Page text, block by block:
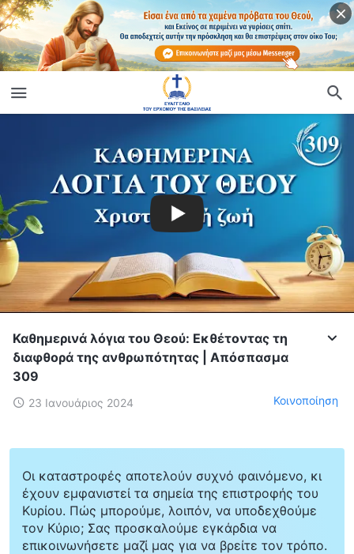
Καθημερινά λόγια του Θεού: Εκθέτοντας τη
διαφθορά της ανθρωπότητας | Απόσπασμα
309
23 Ιανουάριος 2024 Κοινοποίηση
Οι καταστροφές αποτελούν συχνό φαινόμενο, κι
έχουν εμφανιστεί τα σημεία της επιστροφής του
Κυρίου. Πώς μπορούμε, λοιπόν, να υποδεχθούμε
τον Κύριο; Σας προσκαλούμε εγκάρδια να
επικοινωνήσετε μαζί μας για να βρείτε τον τρόπο.